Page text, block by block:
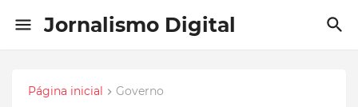
Jornalismo Digital
Página inicial Governo